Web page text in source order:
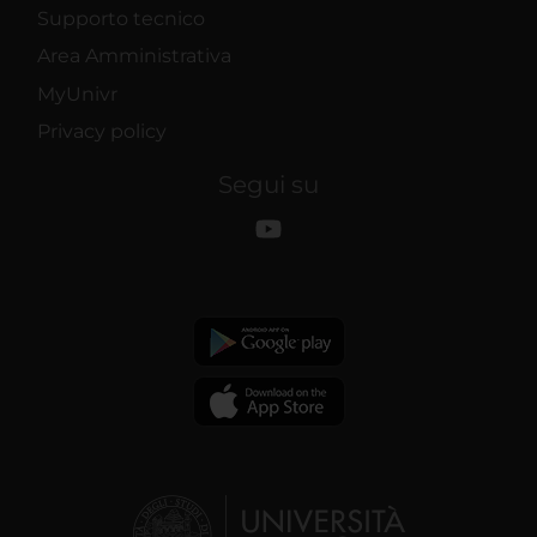
Supporto tecnico
Area Amministrativa
MyUnivr
Privacy policy
Segui su